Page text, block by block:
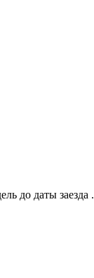
до даты заезда .